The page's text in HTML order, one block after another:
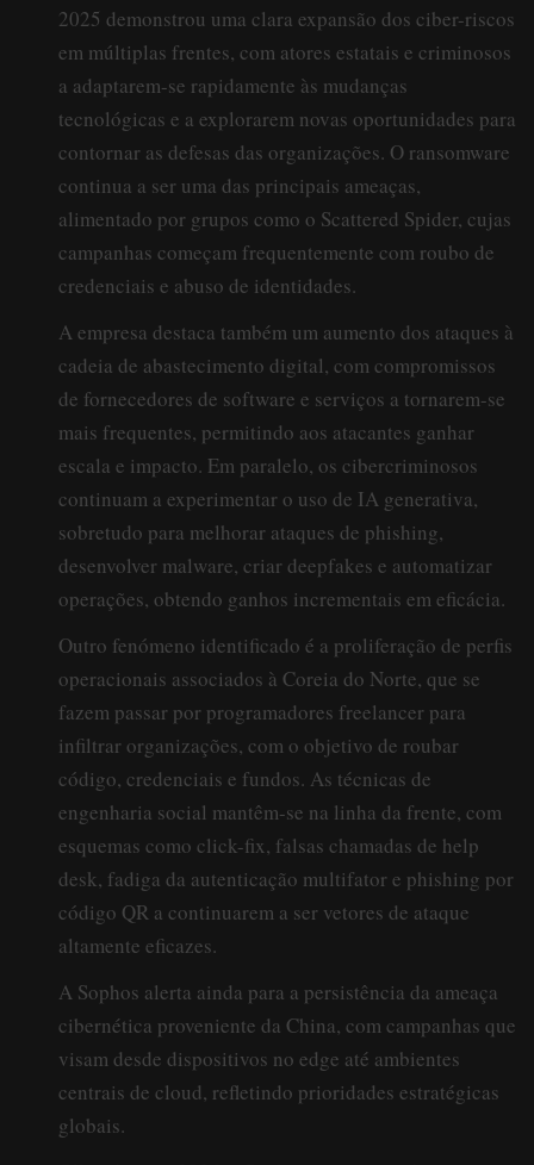
2025 demonstrou uma clara expansão dos ciber-riscos
em múltiplas frentes, com atores estatais e criminosos
a adaptarem-se rapidamente às mudanças
tecnológicas e a explorarem novas oportunidades para
contornar as defesas das organizações. O ransomware
continua a ser uma das principais ameaças,
alimentado por grupos como o Scattered Spider, cujas
campanhas começam frequentemente com roubo de
credenciais e abuso de identidades.
A empresa destaca também um aumento dos ataques à
cadeia de abastecimento digital, com compromissos
de fornecedores de software e serviços a tornarem-se
mais frequentes, permitindo aos atacantes ganhar
escala e impacto. Em paralelo, os cibercriminosos
continuam a experimentar o uso de IA generativa,
sobretudo para melhorar ataques de phishing,
desenvolver malware, criar deepfakes e automatizar
operações, obtendo ganhos incrementais em eficácia.
Outro fenómeno identificado é a proliferação de perfis
operacionais associados à Coreia do Norte, que se
fazem passar por programadores freelancer para
infiltrar organizações, com o objetivo de roubar
código, credenciais e fundos. As técnicas de
engenharia social mantêm-se na linha da frente, com
esquemas como click-fix, falsas chamadas de help
desk, fadiga da autenticação multifator e phishing por
código QR a continuarem a ser vetores de ataque
altamente eficazes.
A Sophos alerta ainda para a persistência da ameaça
cibernética proveniente da China, com campanhas que
visam desde dispositivos no edge até ambientes
centrais de cloud, refletindo prioridades estratégicas
globais.